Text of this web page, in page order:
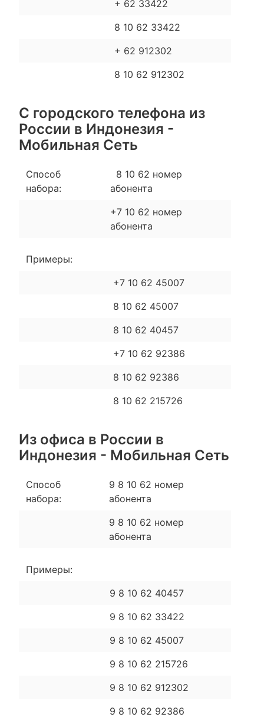
+ 62 33422
8 10 62 33422
+ 62 912302
8 10 62 912302
С городского телефона из
России в Индонезия -
Мобильная Сеть
Способ
набора:
8 10 62 номер
абонента
+7 10 62 номер
абонента
Примеры:
+7 10 62 45007
8 10 62 45007
8 10 62 40457
+7 10 62 92386
8 10 62 92386
8 10 62 215726
Из офиса в России в
Индонезия - Мобильная Сеть
Способ
набора:
9 8 10 62 номер
абонента
9 8 10 62 номер
абонента
Примеры:
9 8 10 62 40457
9 8 10 62 33422
9 8 10 62 45007
9 8 10 62 215726
9 8 10 62 912302
9 8 10 62 92386